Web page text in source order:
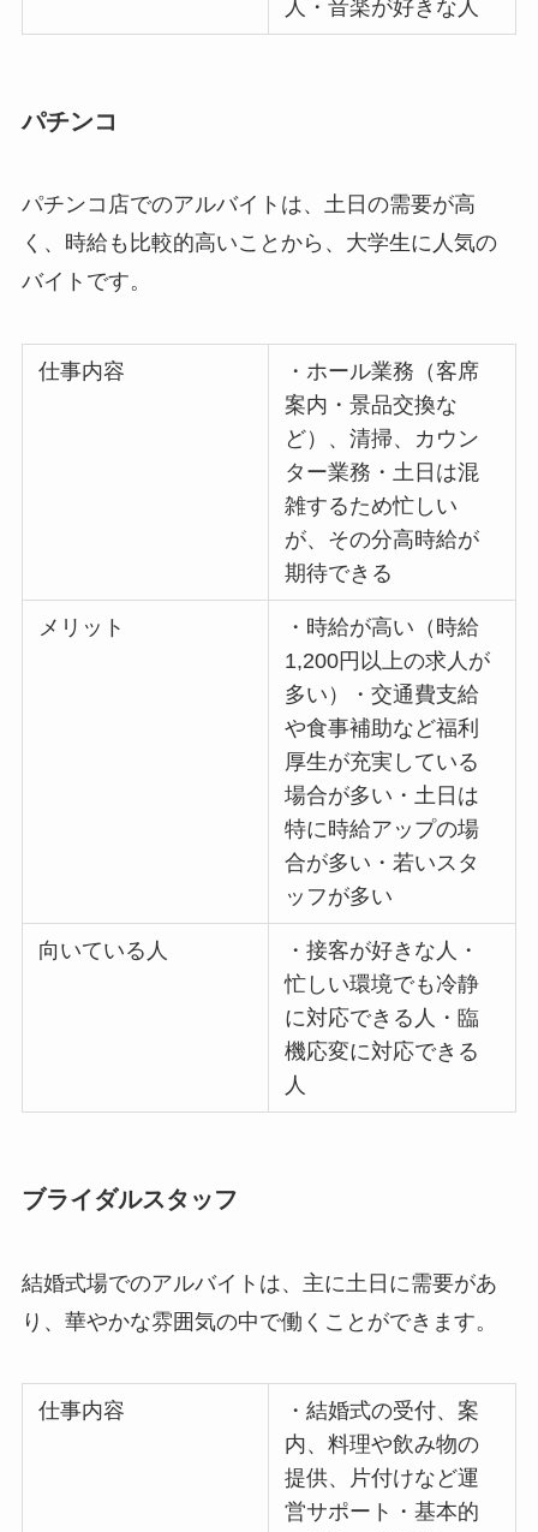
人・音楽が好きな人
パチンコ
パチンコ店でのアルバイトは、土日の需要が高
く、時給も比較的高いことから、大学生に人気の
バイトです。
仕事内容
・ホール業務（客席
案内・景品交換な
ど）、清掃、カウン
ター業務・土日は混
雑するため忙しい
が、その分高時給が
期待できる
メリット
・時給が高い（時給
1,200円以上の求人が
多い）・交通費支給
や食事補助など福利
厚生が充実している
場合が多い・土日は
特に時給アップの場
合が多い・若いスタ
ッフが多い
向いている人
・接客が好きな人・
忙しい環境でも冷静
に対応できる人・臨
機応変に対応できる
人
ブライダルスタッフ
結婚式場でのアルバイトは、主に土日に需要があ
り、華やかな雰囲気の中で働くことができます。
仕事内容
・結婚式の受付、案
内、料理や飲み物の
提供、片付けなど運
営サポート・基本的